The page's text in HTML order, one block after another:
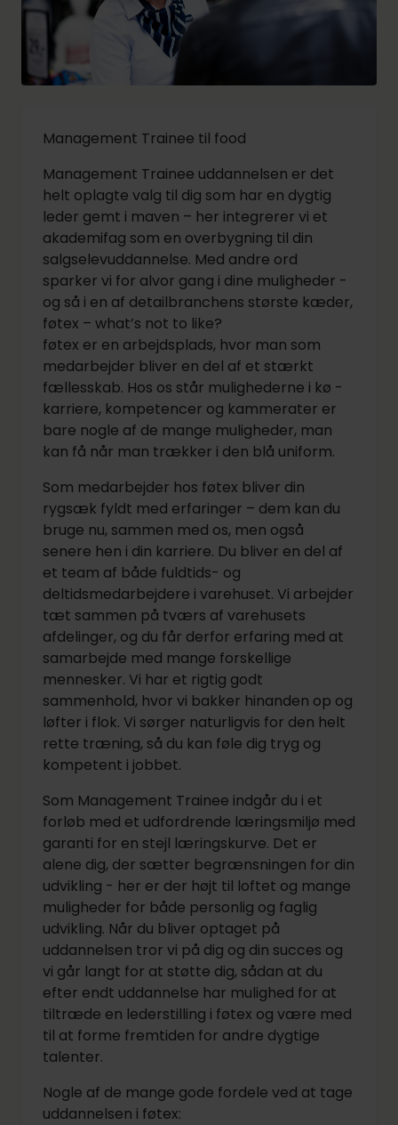
Management Trainee til food
Management Trainee uddannelsen er det
helt oplagte valg til dig som har en dygtig
leder gemt i maven – her integrerer vi et
akademifag som en overbygning til din
salgselevuddannelse. Med andre ord
sparker vi for alvor gang i dine muligheder -
og så i en af detailbranchens største kæder,
føtex – what’s not to like?
føtex er en arbejdsplads, hvor man som
medarbejder bliver en del af et stærkt
fællesskab. Hos os står mulighederne i kø -
karriere, kompetencer og kammerater er
bare nogle af de mange muligheder, man
kan få når man trækker i den blå uniform.
Som medarbejder hos føtex bliver din
rygsæk fyldt med erfaringer – dem kan du
bruge nu, sammen med os, men også
senere hen i din karriere. Du bliver en del af
et team af både fuldtids- og
deltidsmedarbejdere i varehuset. Vi arbejder
tæt sammen på tværs af varehusets
afdelinger, og du får derfor erfaring med at
samarbejde med mange forskellige
mennesker. Vi har et rigtig godt
sammenhold, hvor vi bakker hinanden op og
løfter i flok. Vi sørger naturligvis for den helt
rette træning, så du kan føle dig tryg og
kompetent i jobbet.
Som Management Trainee indgår du i et
forløb med et udfordrende læringsmiljø med
garanti for en stejl læringskurve. Det er
alene dig, der sætter begrænsningen for din
udvikling - her er der højt til loftet og mange
muligheder for både personlig og faglig
udvikling. Når du bliver optaget på
uddannelsen tror vi på dig og din succes og
vi går langt for at støtte dig, sådan at du
efter endt uddannelse har mulighed for at
tiltræde en lederstilling i føtex og være med
til at forme fremtiden for andre dygtige
talenter.
Nogle af de mange gode fordele ved at tage
uddannelsen i føtex: